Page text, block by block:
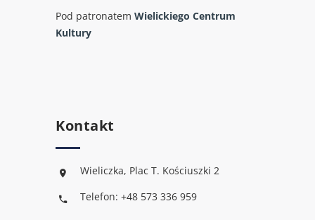
Pod patronatem Wielickiego Centrum
Kultury
Kontakt
Wieliczka, Plac T. Kościuszki 2
Telefon: +48 573 336 959